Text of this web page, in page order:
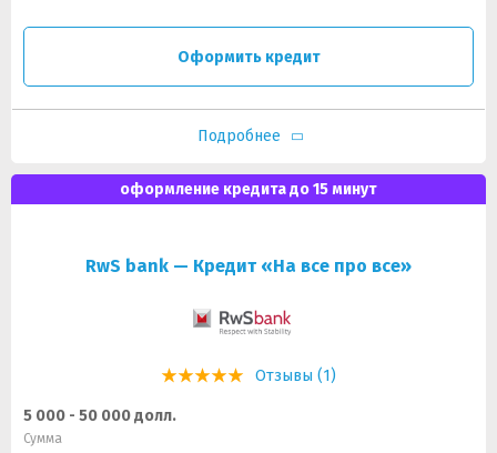
Оформить кредит
Подробнее
оформление кредита до 15 минут
RwS bank — Кредит «На все про все»
Отзывы (1)
5 000 - 50 000 долл.
Сумма